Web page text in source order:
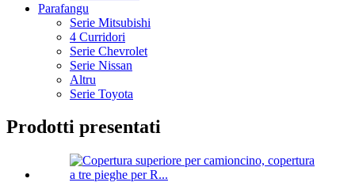
Parafangu
Serie Mitsubishi
4 Curridori
Serie Chevrolet
Serie Nissan
Altru
Serie Toyota
Prodotti presentati